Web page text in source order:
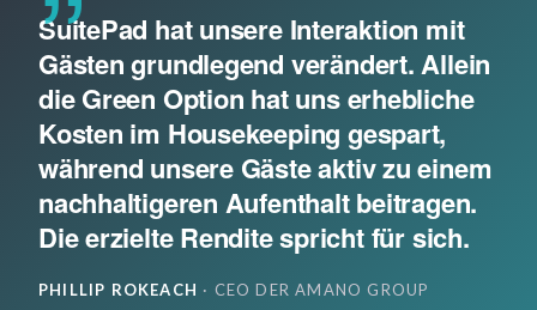
SuitePad hat unsere Interaktion mit
Gästen grundlegend verändert. Allein
die Green Option hat uns erhebliche
Kosten im Housekeeping gespart,
während unsere Gäste aktiv zu einem
nachhaltigeren Aufenthalt beitragen.
Die erzielte Rendite spricht für sich.
PHILLIP ROKEACH · CEO DER AMANO GROUP